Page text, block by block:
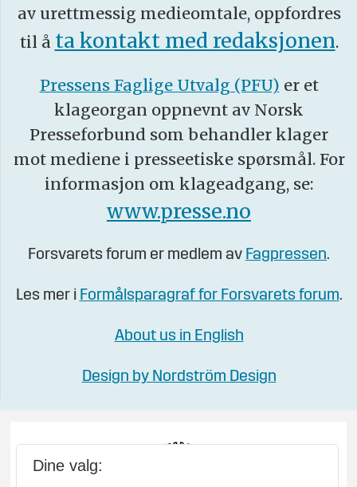
av urettmessig medieomtale, oppfordres
til å ta kontakt med redaksjonen.
Pressens Faglige Utvalg (PFU) er et
klageorgan oppnevnt av Norsk
Presseforbund som behandler klager
mot mediene i presseetiske spørsmål. For
informasjon om klageadgang, se:
www.presse.no
Forsvarets forum er medlem av Fagpressen.
Les mer i Formålsparagraf for Forsvarets forum.
About us in English
Design by Nordström Design
Dine valg: